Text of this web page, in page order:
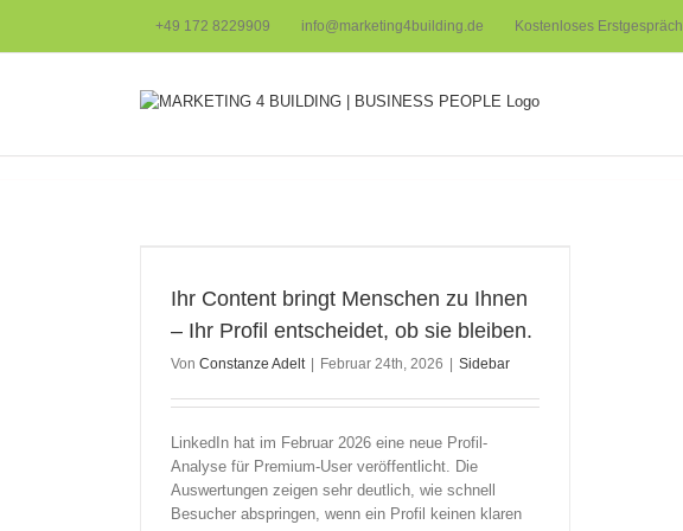
springen
+49 172 8229909 info@marketing4building.de Kostenloses Erstgespräch
Ihr Content bringt Menschen zu Ihnen
– Ihr Profil entscheidet, ob sie bleiben.
Von Constanze Adelt Februar 24th, 2026 Sidebar
LinkedIn hat im Februar 2026 eine neue Profil-
Analyse für Premium-User veröffentlicht. Die
Auswertungen zeigen sehr deutlich, wie schnell
Besucher abspringen, wenn ein Profil keinen klaren